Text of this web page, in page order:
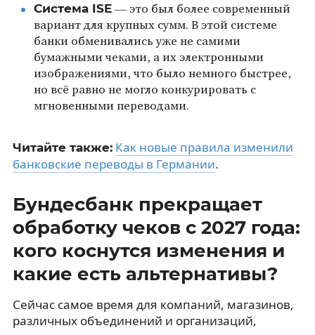
Система ISE— это был более современный
вариант для крупных сумм. В этой системе
банки обменивались уже не самими
бумажными чеками, а их электронными
изображениями, что было немного быстрее,
но всё равно не могло конкурировать с
мгновенными переводами.
Читайте также: Как новые правила изменили
банковские переводы в Германии.
Бундесбанк прекращает
обработку чеков с 2027 года:
кого коснутся изменения и
какие есть альтернативы?
Сейчас самое время для компаний, магазинов,
различных объединений и организаций,